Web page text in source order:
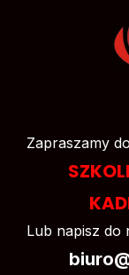
Zapraszamy
Lub napisz do